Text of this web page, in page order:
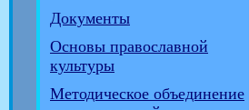
Документы
Основы православной
культуры
Методическое объединение